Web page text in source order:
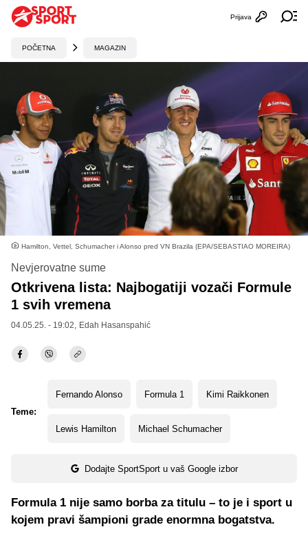
Otvori
Prijava
POČETNA MAGAZIN
Hamilton, Vettel, Schumacher i Alonso pred VN Brazila (EPA/SEBASTIAO MOREIRA)
Nevjerovatne sume
Otkrivena lista: Najbogatiji vozači Formule
1 svih vremena
04.05.25. - 19:02, Edah Hasanspahić
Teme:
Fernando Alonso Formula 1 Kimi Raikkonen
Lewis Hamilton Michael Schumacher
Dodajte SportSport u vaš Google izbor
Formula 1 nije samo borba za titulu – to je i sport u
kojem pravi šampioni grade enormna bogatstva.